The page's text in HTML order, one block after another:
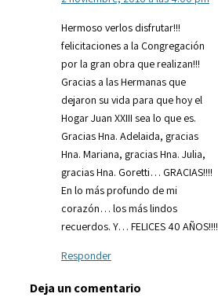
Hermoso verlos disfrutar!!!
felicitaciones a la Congregación
por la gran obra que realizan!!!
Gracias a las Hermanas que
dejaron su vida para que hoy el
Hogar Juan XXIII sea lo que es.
Gracias Hna. Adelaida, gracias
Hna. Mariana, gracias Hna. Julia,
gracias Hna. Goretti… GRACIAS!!!!
En lo más profundo de mi
corazón… los más lindos
recuerdos. Y… FELICES 40 AÑOS!!!!
Responder
Deja un comentario